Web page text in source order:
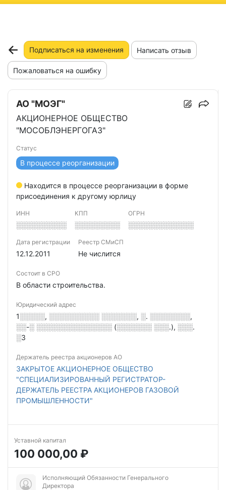
Подписаться на изменения Написать отзыв
Пожаловаться на ошибку
АО "МОЭГ"
АКЦИОНЕРНОЕ ОБЩЕСТВО
"МОСОБЛЭНЕРГОГАЗ"
Статус
В процессе реорганизации
Находится в процессе реорганизации в форме
присоединения к другому юрлицу
ИНН
░░░░░░░░░░
КПП
░░░░░░░░░
ОГРН
░░░░░░░░░░░░░
Дата регистрации
12.12.2011
Реестр СМиСП
Не числится
Состоит в СРО
В области строительства.
Юридический адрес
1░░░░░, ░░░░░░░░░░ ░░░░░░░, ░. ░░░░░░░░,
░░-░ ░░░░░░░░░░░░░░░ (░░░░░░░ ░░░.), ░░░.
░3
Держатель реестра акционеров АО
ЗАКРЫТОЕ АКЦИОНЕРНОЕ ОБЩЕСТВО
"СПЕЦИАЛИЗИРОВАННЫЙ РЕГИСТРАТОР-
ДЕРЖАТЕЛЬ РЕЕСТРА АКЦИОНЕРОВ ГАЗОВОЙ
ПРОМЫШЛЕННОСТИ"
Уставной капитал
100 000,00 ₽
Исполняющий Обязанности Генерального
Директора